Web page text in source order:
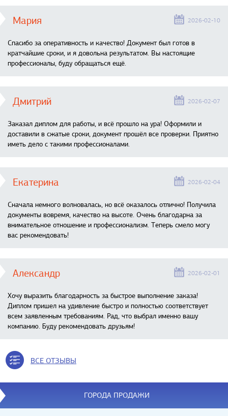
Мария 2026-02-10
Спасибо за оперативность и качество! Документ был готов в
кратчайшие сроки, и я довольна результатом. Вы настоящие
профессионалы, буду обращаться ещё.
Дмитрий 2026-02-07
Заказал диплом для работы, и всё прошло на ура! Оформили и
доставили в сжатые сроки, документ прошёл все проверки. Приятно
иметь дело с такими профессионалами.
Екатерина 2026-02-04
Сначала немного волновалась, но всё оказалось отлично! Получила
документы вовремя, качество на высоте. Очень благодарна за
внимательное отношение и профессионализм. Теперь смело могу
вас рекомендовать!
Александр 2026-02-01
Хочу выразить благодарность за быстрое выполнение заказа!
Диплом пришел на удивление быстро и полностью соответствует
всем заявленным требованиям. Рад, что выбрал именно вашу
компанию. Буду рекомендовать друзьям!
ВСЕ ОТЗЫВЫ
ГОРОДА ПРОДАЖИ